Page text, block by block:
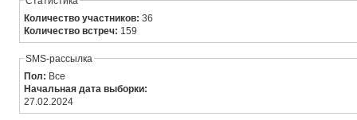
Количество участников:36
Количество встреч: 159
SMS-рассылка
Пол: Все
Начальная дата выборки:
27.02.2024